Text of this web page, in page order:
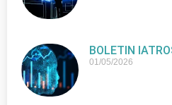
BOLETIN
01/05/2026